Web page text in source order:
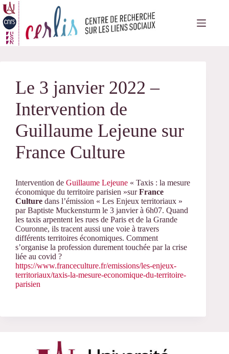
Passer
au
contenu
Le 3 janvier 2022 –
Intervention de
Guillaume Lejeune sur
France Culture
Intervention de Guillaume Lejeune « Taxis : la mesure
économique du territoire parisien »surFrance
Culture dans l’émission « Les Enjeux territoriaux »
par Baptiste Muckensturm le 3 janvier à 6h07. Quand
les taxis arpentent les rues de Paris et de la Grande
Couronne, ils tracent aussi une voie à travers
différents territoires économiques. Comment
s’organise la profession durement touchée par la crise
liée au covid ?
https://www.franceculture.fr/emissions/les-enjeux-
territoriaux/taxis-la-mesure-economique-du-territoire-
parisien